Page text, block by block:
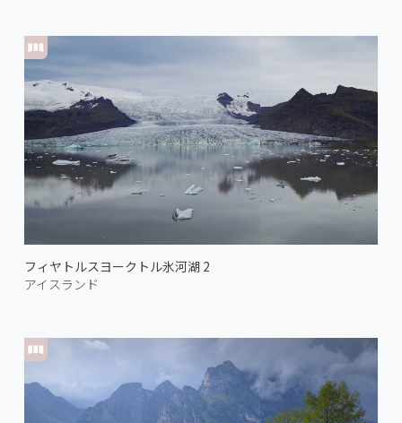
フィヤトルスヨークトル氷河湖 2
アイスランド